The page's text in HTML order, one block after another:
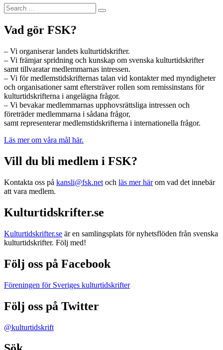
Search
for:
Search
Vad gör FSK?
– Vi organiserar landets kulturtidskrifter.
– Vi främjar spridning och kunskap om svenska kulturtidskrifter
samt tillvaratar medlemmarnas intressen.
– Vi för medlemstidskrifternas talan vid kontakter med myndigheter
och organisationer samt eftersträver rollen som remissinstans för
kulturtidskrifterna i angelägna frågor.
– Vi bevakar medlemmarnas upphovsrättsliga intressen och
företräder medlemmarna i sådana frågor,
samt representerar medlemstidskrifterna i internationella frågor.
Läs mer om våra mål här.
Vill du bli medlem i FSK?
Kontakta oss på kansli@fsk.net och läs mer härom vad det innebär
att vara medlem.
Kulturtidskrifter.se
Kulturtidskrifter.se är en samlingsplats för nyhetsflöden från svenska
kulturtidskrifter. Följ med!
Följ oss på Facebook
Föreningen för Sveriges kulturtidskrifter
Följ oss på Twitter
@kulturtidskrift